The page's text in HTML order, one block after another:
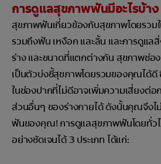
การดูแลสุขภาพฟันมีอะไรบ้าง
สุขภาพฟันเกี่ยวข้องกับสุขภาพโดยรว
รวมถึงฟัน เหงือก และลิ้น และการดูแล
ร่าง และขนาดที่แตกต่างกัน สุขภาพช่
เป็นตัวบ่งชี้สุขภาพโดยรวมของคุณได้ดี
ในช่องปากที่ไม่ดีอาจเพิ่มความเสี่ยงต่อ
ส่วนอื่นๆ ของร่างกายได้ ดังนั้นคุณจึงไ
ฟันของคุณ! การดูแลสุขภาพฟันโดยทั่ว
อย่างชัดเจนได้ 3 ประเภท ได้แก่: